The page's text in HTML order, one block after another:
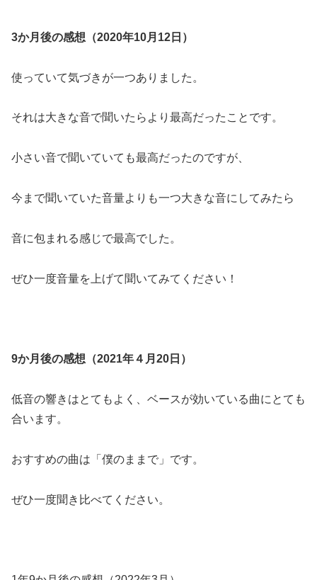
3か月後の感想（2020年10月12日）
使っていて気づきが一つありました。
それは大きな音で聞いたらより最高だったことです。
小さい音で聞いていても最高だったのですが、
今まで聞いていた音量よりも一つ大きな音にしてみたら
音に包まれる感じで最高でした。
ぜひ一度音量を上げて聞いてみてください！
9か月後の感想（2021年４月20日）
低音の響きはとてもよく、ベースが効いている曲にとても
合います。
おすすめの曲は「僕のままで」です。
ぜひ一度聞き比べてください。